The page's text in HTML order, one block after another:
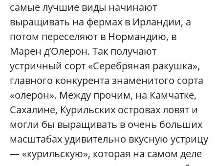
самые лучшие виды начинают
выращивать на фермах в Ирландии, а
потом переселяют в Нормандию, в
Марен д’Олерон. Так получают
устричный сорт «Серебряная ракушка»,
главного конкурента знаменитого сорта
«олерон». Между прочим, на Камчатке,
Сахалине, Курильских островах ловят и
могли бы выращивать в очень больших
масштабах удивительно вкусную устрицу
— «курильскую», которая на самом деле